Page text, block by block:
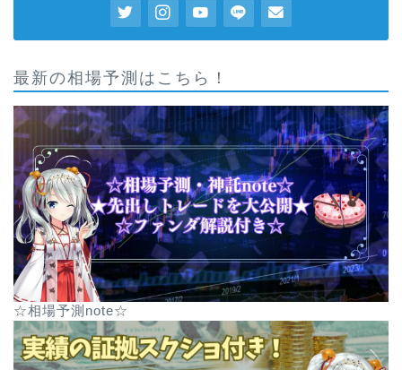
最新の相場予測はこちら！
☆相場予測note☆